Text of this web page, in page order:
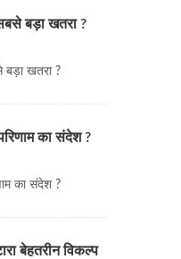
बड़ा खतरा ?
बड़ा खतरा ?
का संदेश ?
का संदेश ?
बेहतरीन विकल्प